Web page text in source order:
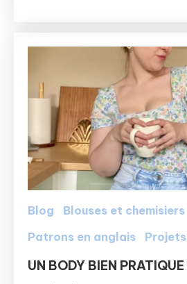
Blog
Blouses et chemisiers
Patrons en anglais
Projets
UN BODY BIEN PRATIQUE